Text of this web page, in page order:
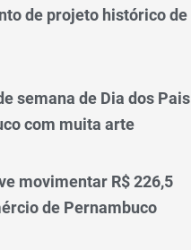
de projeto histórico de
semana de Dia dos Pais
com muita arte
movimentar R$ 226,5
de Pernambuco